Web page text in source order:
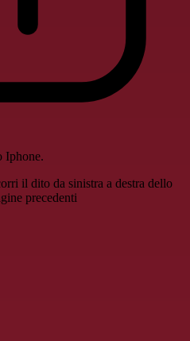
Iphone.
il dito da sinistra a destra dello
precedenti